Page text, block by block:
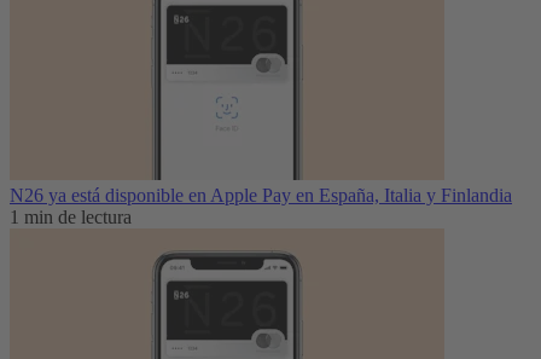
N26 ya está disponible en Apple Pay en España, Italia y Finlandia
1 min de lectura